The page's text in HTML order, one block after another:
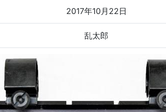
2017年10月22日
乱太郎